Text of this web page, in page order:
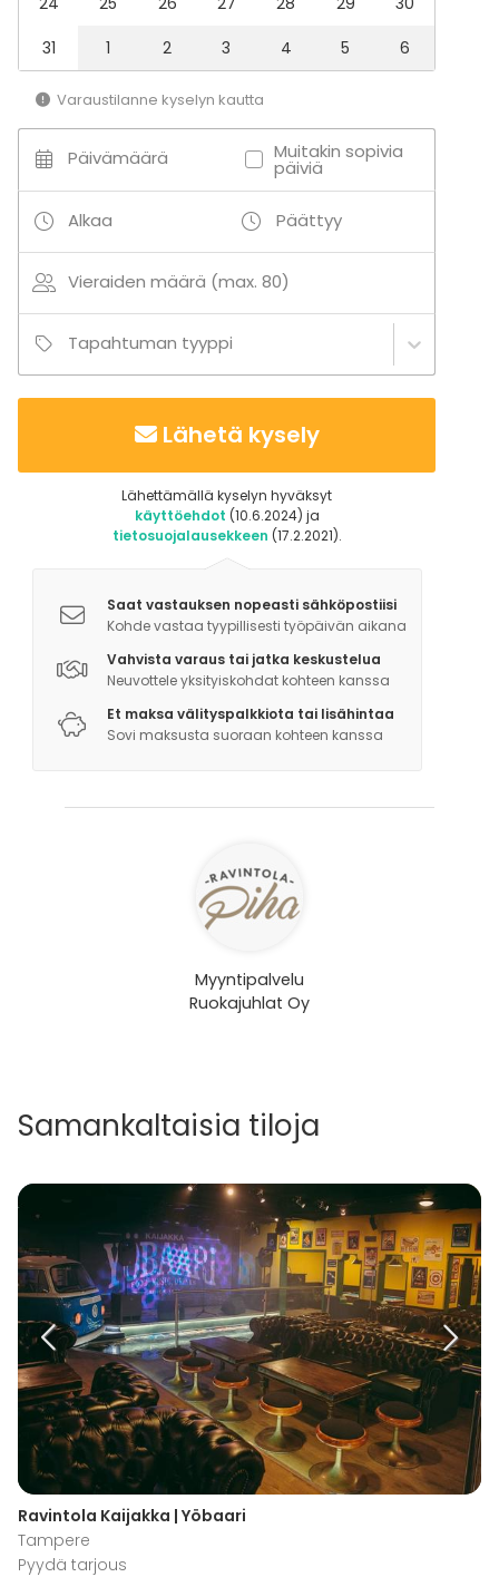
31
1 2 3 4 5 6
Varaustilanne kyselyn kautta
Päivämäärä Muitakin sopivia
päiviä
Alkaa Päättyy
Vieraiden määrä (max. 80)
Tapahtuman tyyppi
Lähetä kysely
Lähettämällä kyselyn hyväksyt
käyttöehdot (10.6.2024) ja
tietosuojalausekkeen (17.2.2021).
Saat vastauksen nopeasti sähköpostiisi
Kohde vastaa tyypillisesti työpäivän aikana
Vahvista varaus tai jatka keskustelua
Neuvottele yksityiskohdat kohteen kanssa
Et maksa välityspalkkiota tai lisähintaa
Sovi maksusta suoraan kohteen kanssa
Myyntipalvelu
Ruokajuhlat Oy
Samankaltaisia tiloja
Ravintola Kaijakka | Yöbaari
Tampere
Pyydä tarjous